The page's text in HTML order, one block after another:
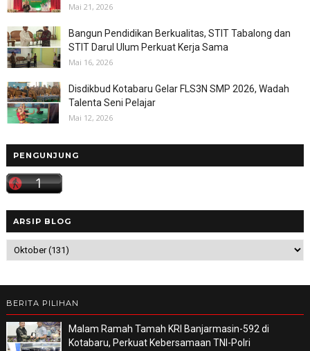
Mai 21, 2026
Bangun Pendidikan Berkualitas, STIT Tabalong dan
STIT Darul Ulum Perkuat Kerja Sama
Mai 16, 2026
Disdikbud Kotabaru Gelar FLS3N SMP 2026, Wadah
Talenta Seni Pelajar
Mai 12, 2026
PENGUNJUNG
ARSIP BLOG
BERITA PILIHAN
Malam Ramah Tamah KRI Banjarmasin-592 di
Kotabaru, Perkuat Kebersamaan TNI-Polri